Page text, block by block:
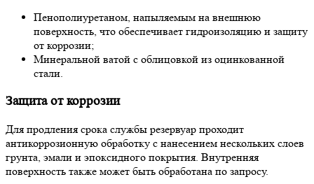
Пенополиуретаном, напыляемым на внешнюю
поверхность, что обеспечивает гидроизоляцию и защиту
от коррозии;
Минеральной ватой с облицовкой из оцинкованной
стали.
Защита от коррозии
Для продления срока службы резервуар проходит
антикоррозионную обработку с нанесением нескольких слоев
грунта, эмали и эпоксидного покрытия. Внутренняя
поверхность также может быть обработана по запросу.